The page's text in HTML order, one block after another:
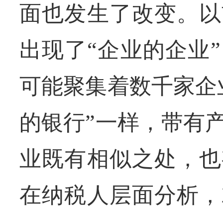
面也发生了改变。
出现了“企业的企业
可能聚集着数千家
的银行”一样，带有
业既有相似之处，
在纳税人层面分析